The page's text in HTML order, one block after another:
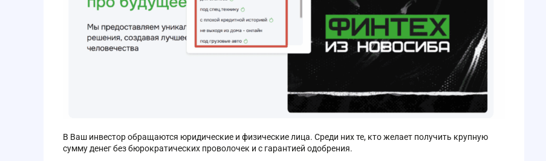
В Ваш инвестор обращаются юридические и физические лица. Среди них те, кто желает получить крупную
сумму денег без бюрократических проволочек и с гарантией одобрения.